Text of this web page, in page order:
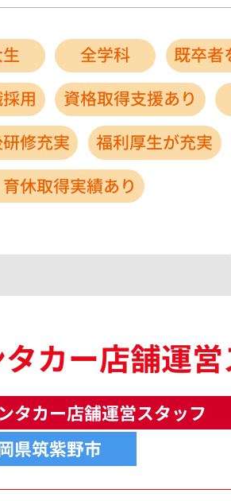
全学科
既卒者
用
資格取得支援あり
修充実
福利厚生が充実
休取得実績あり
タカー店舗運
タカー店舗運営スタッフ
県筑紫野市